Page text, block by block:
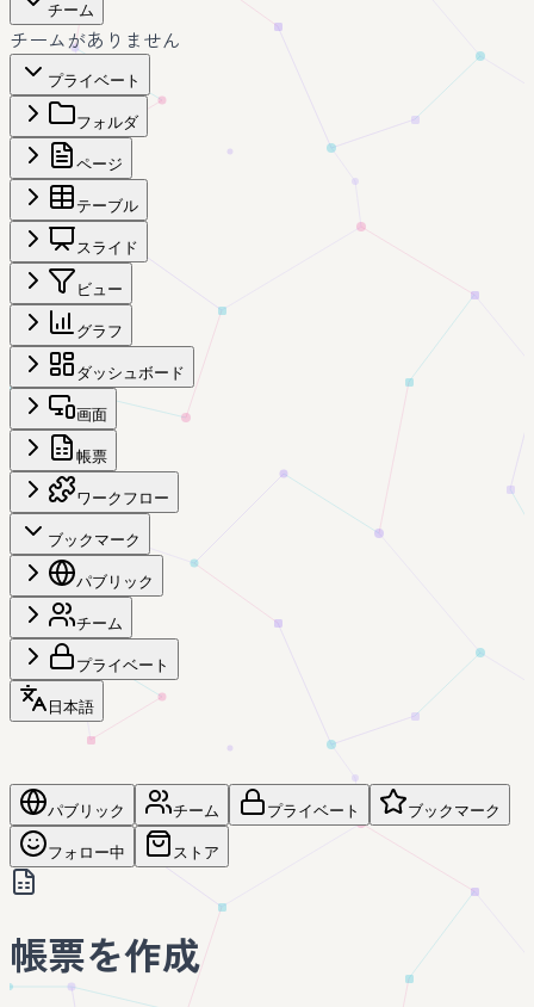
チーム
チームがありません
プライベート
フォルダ
ページ
テーブル
スライド
ビュー
グラフ
ダッシュボード
画面
帳票
ワークフロー
ブックマーク
パブリック
チーム
プライベート
日本語
パブリック チーム プライベート ブックマーク
フォロー中 ストア
帳票を作成